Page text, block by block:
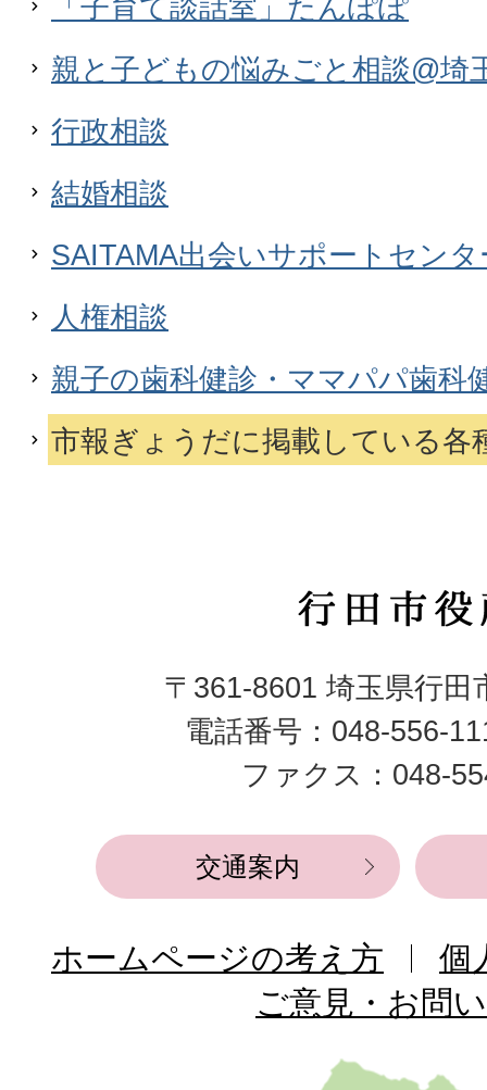
親と子どもの悩みごと相談@埼
行政相談
結婚相談
SAITAMA出会いサポートセン
人権相談
親子の歯科健診・ママパパ歯科
市報ぎょうだに掲載している各
行
市
役
所
〒361-8601 埼玉県行田
電話番号：048-556-
ファクス：048-
交通案内
ホームページの考え方
個
ご意見・お問